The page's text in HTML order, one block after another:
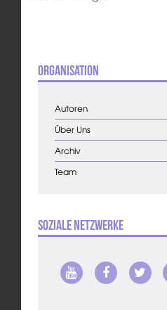
Organisation
Autoren
Über Uns
Archiv
Team
Soziale Netzwerke